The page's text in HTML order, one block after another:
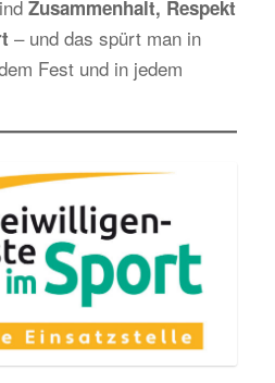
Zusammenhalt, Respekt
– und das spürt man in
Fest und in jedem